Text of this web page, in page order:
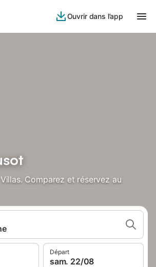
Ouvrir dans l’app
Comparez et réservez au
Départ
sam. 22/08